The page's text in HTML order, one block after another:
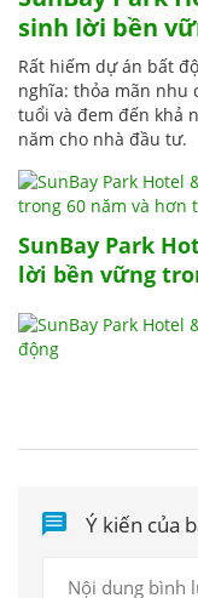
sinh lời bền
Rất hiếm dự án bất
nghĩa: thỏa mãn nhu
tuổi và đem đến khả
năm cho nhà đầu tư.
SunBay Park
lời bền vững
SunBay Park
vóc quốc tế, hơi
Ý kiến của